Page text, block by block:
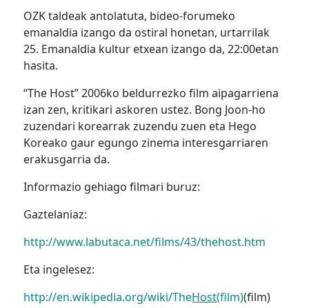
OZK taldeak antolatuta, bideo-forumeko
emanaldia izango da ostiral honetan, urtarrilak
25. Emanaldia kultur etxean izango da, 22:00etan
hasita.
“The Host” 2006ko beldurrezko film aipagarriena
izan zen, kritikari askoren ustez. Bong Joon-ho
zuzendari korearrak zuzendu zuen eta Hego
Koreako gaur egungo zinema interesgarriaren
erakusgarria da.
Informazio gehiago filmari buruz:
Gaztelaniaz:
http://www.labutaca.net/films/43/thehost.htm
Eta ingelesez:
http://en.wikipedia.org/wiki/TheHost(film)(film)